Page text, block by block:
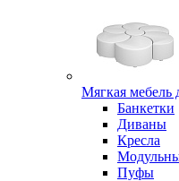
Мягкая мебель
Банкетки
Диваны
Кресла
Пуфы